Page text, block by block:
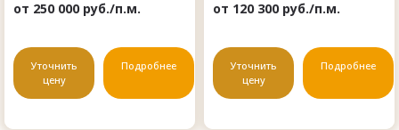
от 250 000 руб./п.м.
Уточнить
цену
Подробнее
от 120 300 руб./п.м.
Уточнить
цену
Подробнее